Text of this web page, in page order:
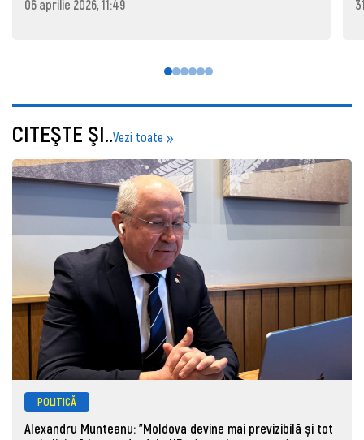
06 aprilie 2026, 11:49
CITEŞTE ŞI..Vezi toate
POLITICĂ
Alexandru Munteanu: "Moldova devine mai previzibilă și tot